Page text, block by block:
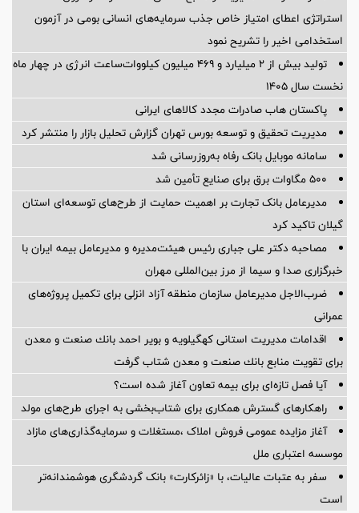
استراتژی اعطای امتیاز خاص جذب سرمایه‌های انسانی بومی در آزمون
استخدامی اخیر را تشریح نمود
تولید بیش از ۲ میلیارد و ۴۶۹ میلیون کیلووات‌ساعت انرژی در چهار ماه
نخست سال ۱۴۰۵
پاکستان هاب صادرات مجدد کالاهای ایرانی
مدیریت تحقیق و توسعه‌ بورس تهران گزارش تحلیل بازار را منتشر کرد
سامانه موبایل بانک رفاه به‌روزرسانی شد
۵۰۰ مگاوات برق برای صنایع تأمین شد
مدیرعامل بانک تجارت بر اهمیت حمایت از طرح‌های توسعه‌ای استان
گیلان تاکید کرد
مصاحبه دکتر علی جباری رئیس هیئت‌مدیره و مدیرعامل بیمه ایران با
خبرگزاری صدا و سیما از مرز بین‌المللی مهران
ضرب‌الاجل مدیرعامل سازمان منطقه آزاد انزلی برای تكمیل پروژه‌های
عمرانی
اقدامات مدیریت استانی كهگیلویه و بویر احمد بانك صنعت و معدن
برای تقویت منابع بانك صنعت و معدن شتاب گرفت
آیا فصل تازه‌ای برای بیمه تعاون آغاز شده است؟
راهکارهای گسترش همکاری برای شتاب‌بخشی به اجرای طرح‌های مولد
آغاز مزایده عمومی فروش املاک ،مستغلات و سرمایه‌گذاری‌های مازاد
موسسه اعتباری ملل
سفر به عتبات عالیات، با «زائرکارت» بانک گردشگری هوشمندانه‌تر
است